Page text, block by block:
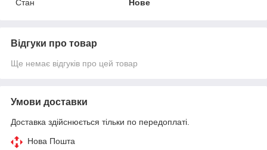
Стан
Нове
Відгуки про товар
Ще немає відгуків про цей товар
Умови доставки
Доставка здійснюється тільки по передоплаті.
Нова Пошта